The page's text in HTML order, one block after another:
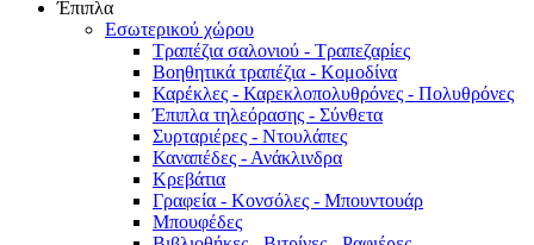
Έπιπλα
Εσωτερικού χώρου
Τραπέζια σαλονιού - Τραπεζαρίες
Βοηθητικά τραπέζια - Κομοδίνα
Καρέκλες - Καρεκλοπολυθρόνες - Πολυθρόνες
Έπιπλα τηλεόρασης - Σύνθετα
Συρταριέρες - Ντουλάπες
Καναπέδες - Ανάκλινδρα
Κρεβάτια
Γραφεία - Κονσόλες - Μπουντουάρ
Μπουφέδες